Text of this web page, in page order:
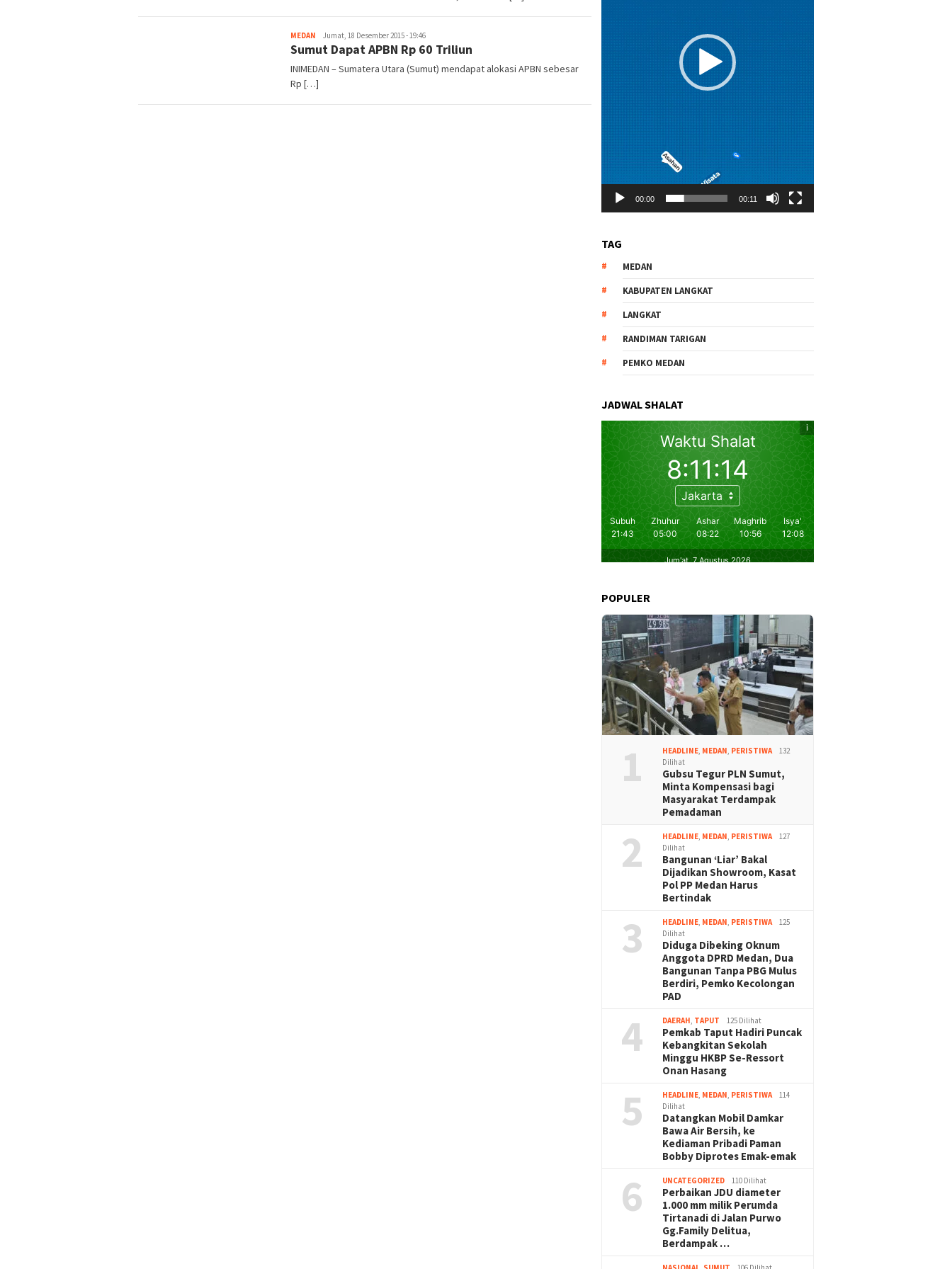
MEDAN redaksi
Jumat, 18 Desember 2015 - 19:46
Sumut Dapat APBN Rp 60 Triliun
INIMEDAN – Sumatera Utara (Sumut) mendapat alokasi APBN sebesar
Rp […]
00:00 00:11
TAG
MEDAN
KABUPATEN LANGKAT
LANGKAT
RANDIMAN TARIGAN
PEMKO MEDAN
JADWAL SHALAT
POPULER
1 HEADLINE, MEDAN, PERISTIWA
132
Dilihat
Gubsu Tegur PLN Sumut,
Minta Kompensasi bagi
Masyarakat Terdampak
Pemadaman
2 HEADLINE, MEDAN, PERISTIWA
127
Dilihat
Bangunan ‘Liar’ Bakal
Dijadikan Showroom, Kasat
Pol PP Medan Harus
Bertindak
3 HEADLINE, MEDAN, PERISTIWA
125
Dilihat
Diduga Dibeking Oknum
Anggota DPRD Medan, Dua
Bangunan Tanpa PBG Mulus
Berdiri, Pemko Kecolongan
PAD
4 DAERAH, TAPUT 125 Dilihat
Pemkab Taput Hadiri Puncak
Kebangkitan Sekolah
Minggu HKBP Se-Ressort
Onan Hasang
5 HEADLINE, MEDAN, PERISTIWA
114
Dilihat
Datangkan Mobil Damkar
Bawa Air Bersih, ke
Kediaman Pribadi Paman
Bobby Diprotes Emak-emak
6 UNCATEGORIZED 110 Dilihat
Perbaikan JDU diameter
1.000 mm milik Perumda
Tirtanadi di Jalan Purwo
Gg.Family Delitua,
Berdampak …